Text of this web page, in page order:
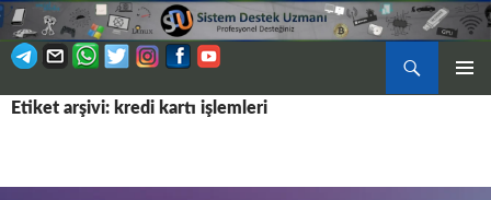
Ara
İÇERIĞE
Etiket arşivi: kredi kartı işlemleri